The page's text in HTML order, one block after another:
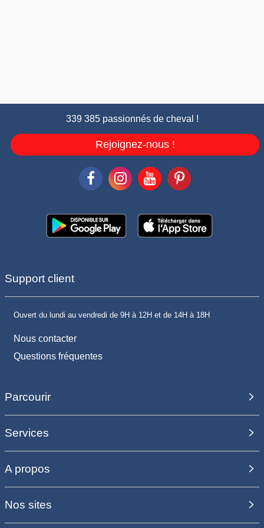
339 385 passionnés de cheval !
Rejoignez-nous !
Support client
Ouvert du lundi au vendredi de 9H à 12H et de 14H à 18H
Nous contacter
Questions fréquentes
Parcourir
Services
A propos
Nos sites